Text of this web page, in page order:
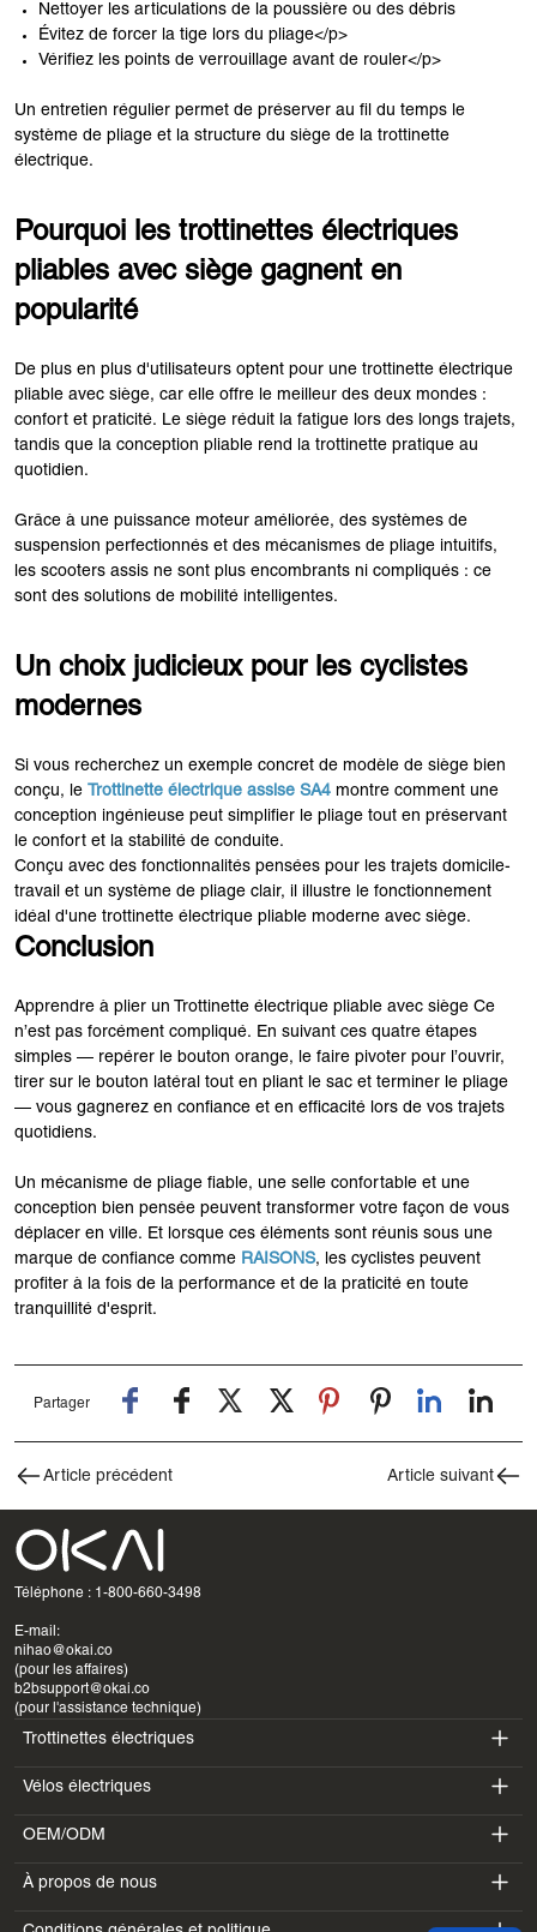
Nettoyer les articulations de la poussière ou des débris
Évitez de forcer la tige lors du pliage</p>
Vérifiez les points de verrouillage avant de rouler</p>
Un entretien régulier permet de préserver au fil du temps le
système de pliage et la structure du siège de la trottinette
électrique.
Pourquoi les trottinettes électriques
pliables avec siège gagnent en
popularité
De plus en plus d'utilisateurs optent pour une trottinette électrique
pliable avec siège, car elle offre le meilleur des deux mondes :
confort et praticité. Le siège réduit la fatigue lors des longs trajets,
tandis que la conception pliable rend la trottinette pratique au
quotidien.
Grâce à une puissance moteur améliorée, des systèmes de
suspension perfectionnés et des mécanismes de pliage intuitifs,
les scooters assis ne sont plus encombrants ni compliqués : ce
sont des solutions de mobilité intelligentes.
Un choix judicieux pour les cyclistes
modernes
Si vous recherchez un exemple concret de modèle de siège bien
conçu, le
Trottinette électrique assise SA4 montre comment une
conception ingénieuse peut simplifier le pliage tout en préservant
le confort et la stabilité de conduite.
Conçu avec des fonctionnalités pensées pour les trajets domicile-
travail et un système de pliage clair, il illustre le fonctionnement
idéal d'une trottinette électrique pliable moderne avec siège.
Conclusion
Apprendre à plier un Trottinette électrique pliable avec siège Ce
n’est pas forcément compliqué. En suivant ces quatre étapes
simples — repérer le bouton orange, le faire pivoter pour l’ouvrir,
tirer sur le bouton latéral tout en pliant le sac et terminer le pliage
— vous gagnerez en confiance et en efficacité lors de vos trajets
quotidiens.
Un mécanisme de pliage fiable, une selle confortable et une
conception bien pensée peuvent transformer votre façon de vous
déplacer en ville. Et lorsque ces éléments sont réunis sous une
marque de confiance comme RAISONS, les cyclistes peuvent
profiter à la fois de la performance et de la praticité en toute
tranquillité d'esprit.
Partager
Article précédent Article suivant
Téléphone : 1-800-660-3498
E-mail:
nihao@okai.co
(pour les affaires)
b2bsupport@okai.co
(pour l'assistance technique)
Trottinettes électriques
ES400A
ES410
ES600P
Vélos électriques
EB100B
EB300
OEM/ODM
SV3
À propos de nous